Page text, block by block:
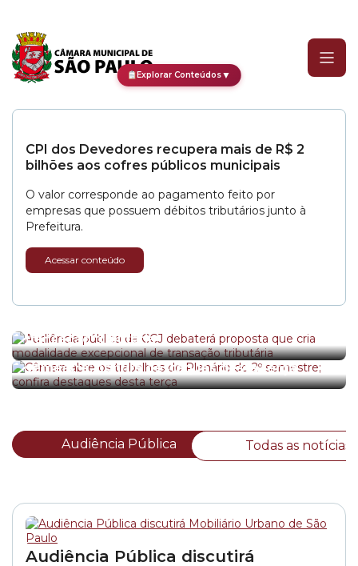
Explorar Conteúdos▼
CPI dos Devedores recupera mais de R$ 2
bilhões aos cofres públicos municipais
O valor corresponde ao pagamento feito por
empresas que possuem débitos tributários junto à
Prefeitura.
Acessar conteúdo
Audiência pública da CCJ debaterá proposta
transação tributária
Câmara abre os trabalhos do Plenário do 2º
semestre; confira destaques desta terça
Audiência Pública Todas as notícias
Audiência Pública discutirá